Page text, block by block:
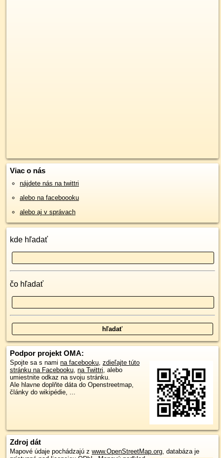
Viac o nás
nájdete nás na twittri
alebo na faceboooku
alebo aj v správach
kde hľadať
čo hľadať
Podpor projekt OMA:
Spojte sa s nami na facebooku, zdieľajte túto
stránku na Facebooku, na Twittri, alebo
umiestnite odkaz na svoju stránku.
Ale hlavne doplňte dáta do Openstreetmap,
články do wikipédie, ...
Zdroj dát
Mapové údaje pochádzajú z www.OpenStreetMap.org, databáza je